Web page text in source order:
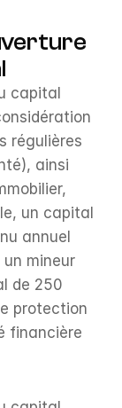
capital
régulières
ainsi
un capital
annuel
mineur
de 250
protection
financière